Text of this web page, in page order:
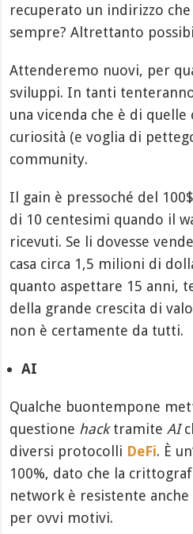
recuperato un indirizzo
sempre? Altrettanto
Attenderemo nuovi, per
sviluppi. In tanti
una vicenda che è di quelle
curiosità (e voglia di
community.
Il gain è pressoché del
di 10 centesimi quando il
ricevuti. Se li dovesse
casa circa 1,5 milioni di
quanto aspettare 15 anni,
della grande crescita di
non è certamente da tutti.
AI
Qualche buontempone
questione hacktramiteAI
diversi protocolli DeFi. È
100%, dato che la
network è resistente
per ovvi motivi.